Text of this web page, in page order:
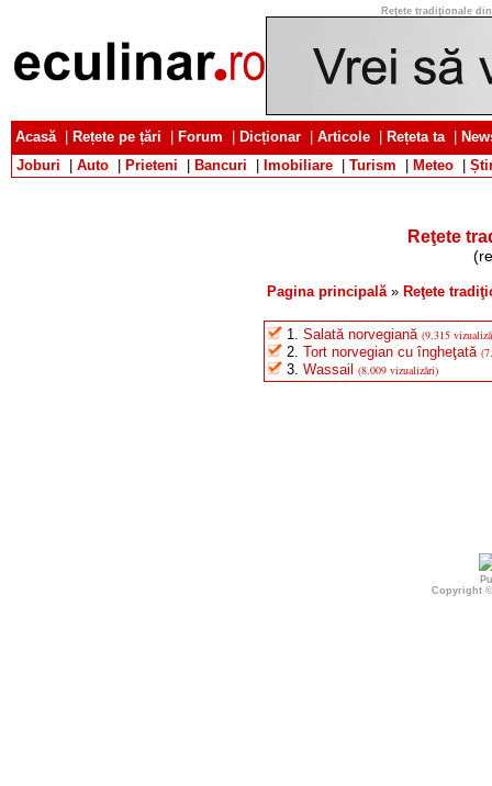
Reţete tradiţionale
Acasă| Rețete pe țări Forum Dicționar Articole Rețeta ta|
Joburi
Auto Prieteni Bancuri Imobiliare Turism Meteo
Reţete
Pagina principală» Reţete
1. Salată norvegiană (9.315
2. Tort norvegian cu îngheţată
3. Wassail (8.009 vizualizări)
Copyright